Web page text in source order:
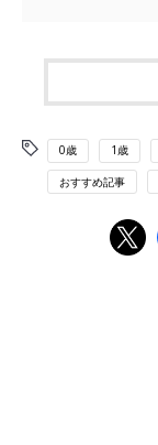
0歳 1歳
おすすめ記事